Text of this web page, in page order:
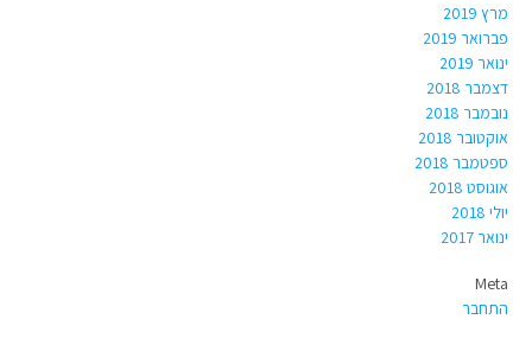
מרץ 2019
פברואר 2019
ינואר 2019
דצמבר 2018
נובמבר 2018
אוקטובר 2018
ספטמבר 2018
אוגוסט 2018
יולי 2018
ינואר 2017
Meta
התחבר